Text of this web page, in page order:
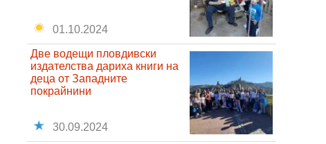
01.10.2024
Две водещи пловдивски
издателства дариха книги на
деца от Западните
покрайнини
30.09.2024